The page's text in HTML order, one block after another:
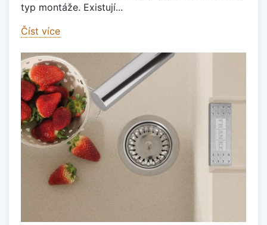
typ montáže. Existují...
Číst více